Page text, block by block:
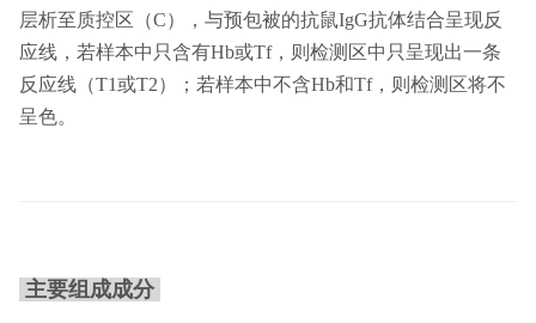
层析至质控区（C），与预包被的抗鼠IgG抗体结合呈现反
应线，若样本中只含有Hb或Tf，则检测区中只呈现出一条
反应线（T1或T2）；若样本中不含Hb和Tf，则检测区将不
呈色。
主要组成成分